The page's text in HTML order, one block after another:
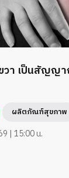
วา เป็นสัญญ
ผลิตภัณฑ์สุขภาพ
| 15:00 น.